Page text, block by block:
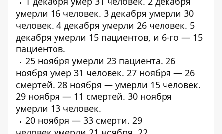
умерли 16 человек. 3 декабря умерли 30
человек. 4 декабря умерли 26 человек. 5
декабря умерли 15 пациентов, и 6-го — 15
пациентов.
25 ноября умерли 23 пациента. 26
ноября умер 31 человек. 27 ноября — 26
смертей. 28 ноября — умерли 15 человек.
29 ноября — 11 смертей. 30 ноября
умерли 13 человек.
20 ноября — 33 смерти. 29